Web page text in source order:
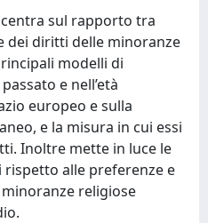
sul rapporto tra
dei diritti delle minoranze
modelli di
e nell’età
europeo e sulla
e la misura in cui essi
Inoltre mette in luce le
alle preferenze e
religiose